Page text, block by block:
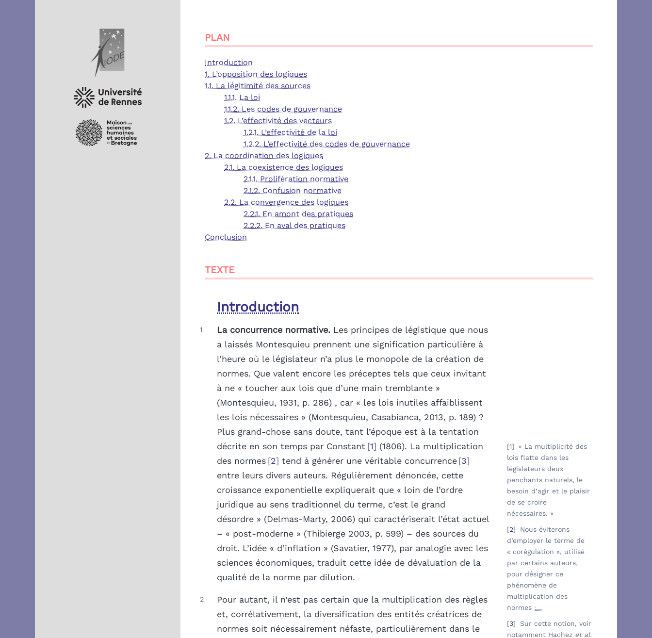
PARTENAIRES PLAN
Introduction
1. L’opposition des logiques
1.1. La légitimité des sources
1.1.1. La loi
1.1.2. Les codes de gouvernance
1.2. L’effectivité des vecteurs
1.2.1. L’effectivité de la loi
1.2.2. L’effectivité des codes de gouvernance
2. La coordination des logiques
2.1. La coexistence des logiques
2.1.1. Prolifération normative
2.1.2. Confusion normative
2.2. La convergence des logiques
2.2.1. En amont des pratiques
2.2.2. En aval des pratiques
Conclusion
TEXTE
Introduction
La concurrence normative. Les principes de légistique que nous
a laissés Montesquieu prennent une signification particulière à
l’heure où le législateur n’a plus le monopole de la création de
normes. Que valent encore les préceptes tels que ceux invitant
à ne « toucher aux lois que d’une main tremblante »
(Montesquieu, 1931, p. 286) , car « les lois inutiles affaiblissent
les lois nécessaires » (Montesquieu, Casabianca, 2013, p. 189) ?
Plus grand-chose sans doute, tant l’époque est à la tentation
décrite en son temps par Constant 1
(1806). La multiplication
des normes 2 tend à générer une véritable concurrence 3
entre leurs divers auteurs. Régulièrement dénoncée, cette
croissance exponentielle expliquerait que « loin de l’ordre
juridique au sens traditionnel du terme, c’est le grand
désordre » (Delmas-Marty, 2006) qui caractériserait l’état actuel
– « post-moderne » (Thibierge 2003, p. 599) – des sources du
droit. L’idée « d’inflation » (Savatier, 1977), par analogie avec les
sciences économiques, traduit cette idée de dévaluation de la
qualité de la norme par dilution.
Pour autant, il n’est pas certain que la multiplication des règles
et, corrélativement, la diversification des entités créatrices de
normes soit nécessairement néfaste, particulièrement dans le
1
« La multiplicité des
lois flatte dans les
législateurs deux
penchants naturels, le
besoin d’agir et le plaisir
de se croire
nécessaires. »
2
Nous éviterons
d’employer le terme de
« corégulation », utilisé
par certains auteurs,
pour désigner ce
phénomène de
multiplication des
normes ;…
3
Sur cette notion, voir
notamment Hachez et al.